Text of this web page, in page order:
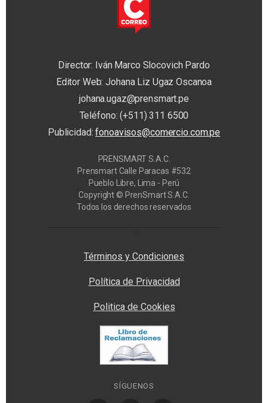
Director: Iván Marco Slocovich Pardo
Editor Web: Johana Liz Ugaz Oscanoa
johana.ugaz@prensmart.pe
Teléfono: (+511) 311 6500
Publicidad:fonoavisos@comercio.com.pe
PRENSMART S.A.C.
Prensmart Calle Paracas #532
Pueblo Libre, Lima - Perú
Copyright © PrenSmart S.A.C.
Todos los derechos reservados
Términos y Condiciones
Política de Privacidad
Politica de Cookies
SÍGUENOS